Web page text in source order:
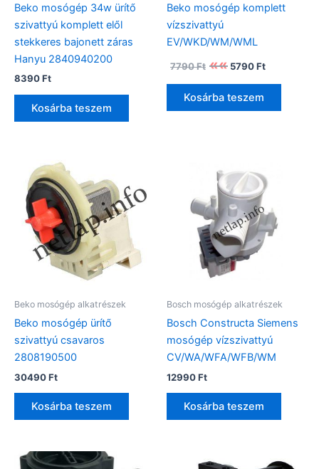
Beko mosógép 34w ürítő
szivattyú komplett elől
stekkeres bajonett záras
Hanyu 2840940200
8390Ft
Kosárba teszem
Beko mosógép komplett
vízszivattyú
EV/WKD/WM/WML
7790Ft
Original
price
was:
7790 Ft.
5790Ft
price
is:
Kosárba teszem
Beko mosógép alkatrészek
Beko mosógép ürítő
szivattyú csavaros
2808190500
30490Ft
Kosárba teszem
Bosch mosógép alkatrészek
Bosch Constructa Siemens
mosógép vízszivattyú
CV/WA/WFA/WFB/WM
12990Ft
Kosárba teszem